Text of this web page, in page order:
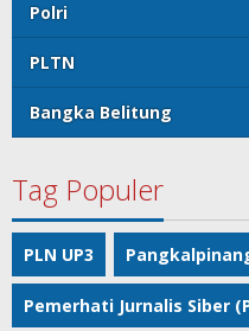
Polri
PLTN
Bangka Belitung
Tag Populer
PLN UP3
Pemerhati Jurnalis Siber